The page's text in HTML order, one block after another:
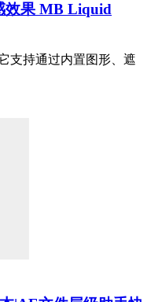
效果 MB Liquid
支持通过内置图形、遮